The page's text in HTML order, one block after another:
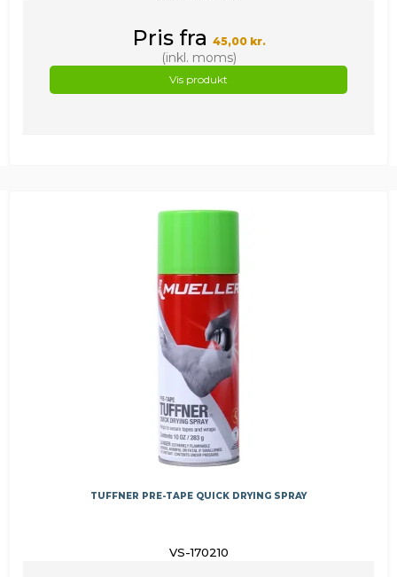
Pris fra 45,00 kr.
(inkl. moms)
Vis produkt
TUFFNER PRE-TAPE QUICK DRYING SPRAY
VS-170210